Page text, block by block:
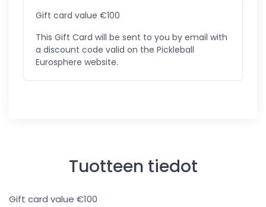
Gift card value €100
This Gift Card will be sent to you by email with
a discount code valid on the Pickleball
Eurosphere website.
Tuotteen tiedot
Gift card value €100